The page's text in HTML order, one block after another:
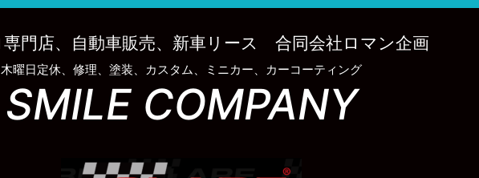
門店、自動車販売、新車リース 合同会社ロマン企画
木曜日定休、修理、塗装、カスタム、ミニカー、カーコーティング
SMILE COMPANY